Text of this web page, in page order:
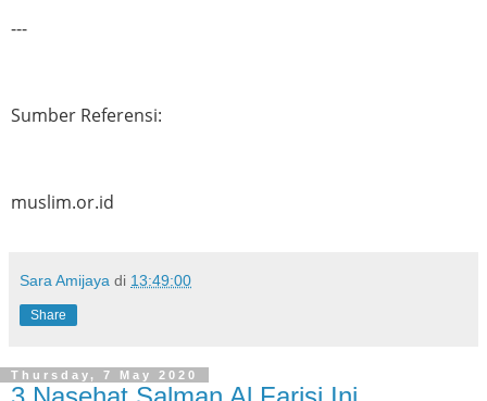
---
Sumber Referensi:
muslim.or.id
Sara Amijaya di 13:49:00
Share
Thursday, 7 May 2020